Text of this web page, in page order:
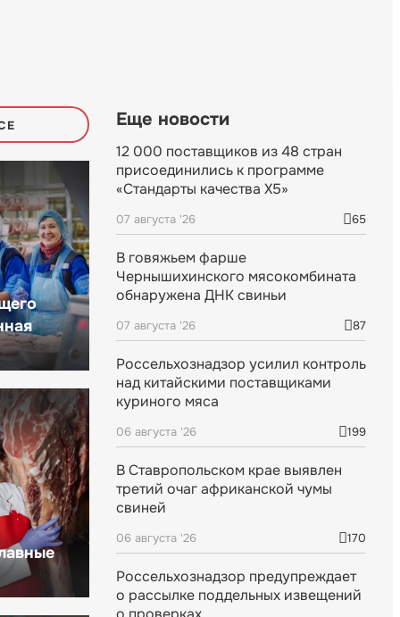
Еще новости
12 000 поставщиков из 48 стран
присоединились к программе
«Стандарты качества X5»
07 августа '26 65
В говяжьем фарше
Чернышихинского мясокомбината
обнаружена ДНК свиньи
07 августа '26 87
Россельхознадзор усилил контроль
над китайскими поставщиками
куриного мяса
06 августа '26 199
В Ставропольском крае выявлен
третий очаг африканской чумы
свиней
06 августа '26 170
Россельхознадзор предупреждает
о рассылке поддельных извещений